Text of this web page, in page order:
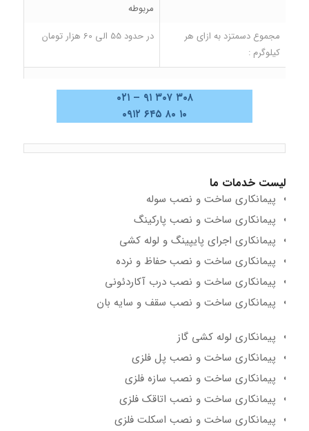
مربوطه
مجموع دسمتزد به ازای هر
کیلوگرم :
در حدود 55 الی 60 هزار تومان
۳۰۸ ۳۰۷ ۹۱ – ۰۲۱
۱۰ ۸۰ ۶۴۵ ۰۹۱۲
لیست خدمات ما
پیمانکاری ساخت و نصب سوله
پیمانکاری ساخت و نصب پارکینگ
پیمانکاری اجرای پایپینگ و لوله کشی
پیمانکاری ساخت و نصب حفاظ و نرده
پیمانکاری ساخت و نصب درب آکاردئونی
پیمانکاری ساخت و نصب سقف و سایه بان
پیمانکاری لوله کشی گاز
پیمانکاری ساخت و نصب پل فلزی
پیمانکاری ساخت و نصب سازه فلزی
پیمانکاری ساخت و نصب اتاقک فلزی
پیمانکاری ساخت و نصب اسکلت فلزی